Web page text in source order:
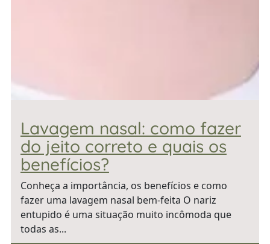
Lavagem nasal: como fazer
do jeito correto e quais os
benefícios?
Conheça a importância, os benefícios e como
fazer uma lavagem nasal bem-feita O nariz
entupido é uma situação muito incômoda que
todas as...